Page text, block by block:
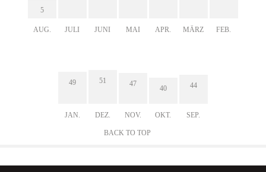
5
AUG. JULI JUNI MAI APR. MÄRZ FEB.
49
JAN.
51
DEZ.
47
NOV.
40
OKT.
44
SEP.
BACK TO TOP